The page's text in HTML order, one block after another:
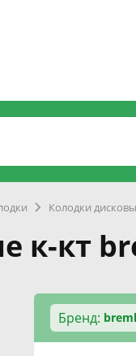
Колодки
к-кт
Бренд: